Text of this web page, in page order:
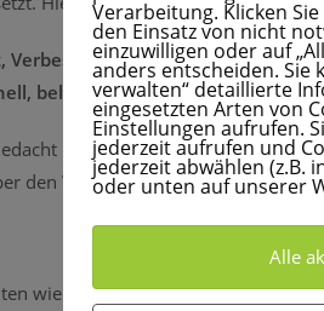
revolutionär,
beliebt…
und auf keinen Fall
den Vorteil zum Mitbewerber
wie bei den Schlagwörtern. Die
Verarbeitung. Klicken
den Einsatz von nicht
einzuwilligen oder auf
anders entscheiden. Sie
verwalten“ detaillierte
eingesetzten Arten von
Einstellungen aufrufen.
jederzeit aufrufen und
jederzeit abwählen (z.B.
oder unten auf unserer
Alle